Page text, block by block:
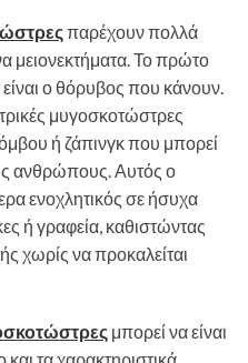
παρέχουν πολλά
μειονεκτήματα. Το πρώτο
ο θόρυβος που κάνουν.
μυγοσκοτώστρες
ή ζάπινγκ που μπορεί
ανθρώπους. Αυτός ο
ενοχλητικός σε ήσυχα
ή γραφεία, καθιστώντας
χωρίς να προκαλείται
μπορεί να είναι